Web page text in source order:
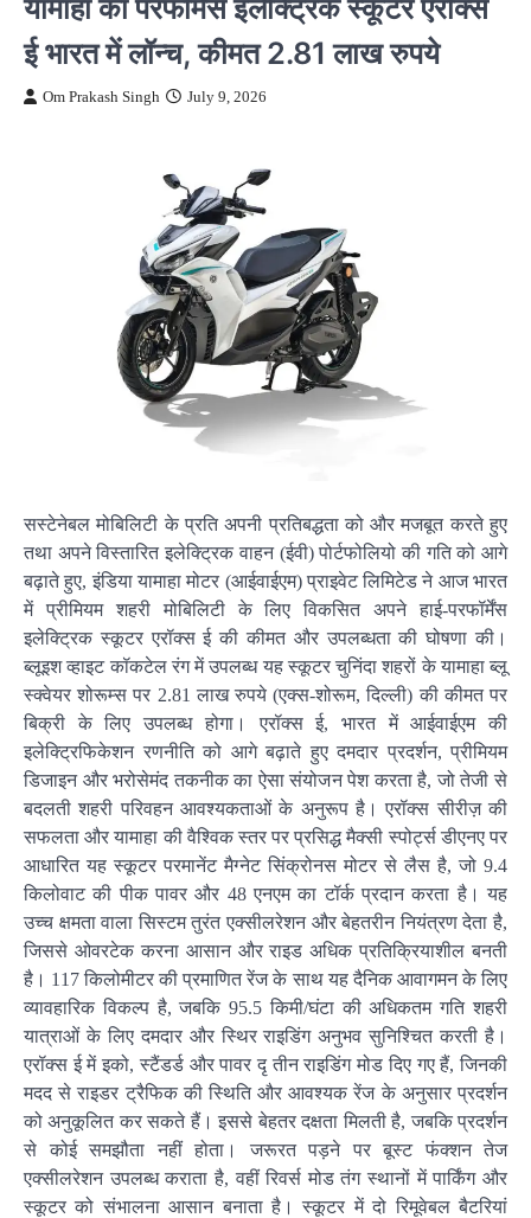
ई भारत में लॉन्च, कीमत 2.81 लाख रुपये
Om Prakash Singh July 9, 2026
सस्टेनेबल मोबिलिटी के प्रति अपनी प्रतिबद्धता को और मजबूत करते हुए
तथा अपने विस्तारित इलेक्ट्रिक वाहन (ईवी) पोर्टफोलियो की गति को आगे
बढ़ाते हुए, इंडिया यामाहा मोटर (आईवाईएम) प्राइवेट लिमिटेड ने आज भारत
में प्रीमियम शहरी मोबिलिटी के लिए विकसित अपने हाई-परफॉर्मेंस
इलेक्ट्रिक स्कूटर एरॉक्स ई की कीमत और उपलब्धता की घोषणा की।
ब्लूइश व्हाइट कॉकटेल रंग में उपलब्ध यह स्कूटर चुनिंदा शहरों के यामाहा ब्लू
स्क्वेयर शोरूम्स पर 2.81 लाख रुपये (एक्स-शोरूम, दिल्ली) की कीमत पर
बिक्री के लिए उपलब्ध होगा। एरॉक्स ई, भारत में आईवाईएम की
इलेक्ट्रिफिकेशन रणनीति को आगे बढ़ाते हुए दमदार प्रदर्शन, प्रीमियम
डिजाइन और भरोसेमंद तकनीक का ऐसा संयोजन पेश करता है, जो तेजी से
बदलती शहरी परिवहन आवश्यकताओं के अनुरूप है। एरॉक्स सीरीज़ की
सफलता और यामाहा की वैश्विक स्तर पर प्रसिद्ध मैक्सी स्पोर्ट्स डीएनए पर
आधारित यह स्कूटर परमानेंट मैग्नेट सिंक्रोनस मोटर से लैस है, जो 9.4
किलोवाट की पीक पावर और 48 एनएम का टॉर्क प्रदान करता है। यह
उच्च क्षमता वाला सिस्टम तुरंत एक्सीलरेशन और बेहतरीन नियंत्रण देता है,
जिससे ओवरटेक करना आसान और राइड अधिक प्रतिक्रियाशील बनती
है। 117 किलोमीटर की प्रमाणित रेंज के साथ यह दैनिक आवागमन के लिए
व्यावहारिक विकल्प है, जबकि 95.5 किमी/घंटा की अधिकतम गति शहरी
यात्राओं के लिए दमदार और स्थिर राइडिंग अनुभव सुनिश्चित करती है।
एरॉक्स ई में इको, स्टैंडर्ड और पावर दृ तीन राइडिंग मोड दिए गए हैं, जिनकी
मदद से राइडर ट्रैफिक की स्थिति और आवश्यक रेंज के अनुसार प्रदर्शन
को अनुकूलित कर सकते हैं। इससे बेहतर दक्षता मिलती है, जबकि प्रदर्शन
से कोई समझौता नहीं होता। जरूरत पड़ने पर बूस्ट फंक्शन तेज
एक्सीलरेशन उपलब्ध कराता है, वहीं रिवर्स मोड तंग स्थानों में पार्किंग और
स्कूटर को संभालना आसान बनाता है। स्कूटर में दो रिमूवेबल बैटरियां